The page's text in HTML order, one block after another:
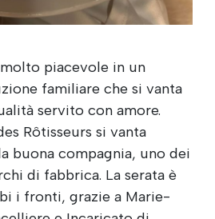
piacevole in un
familiare che si vanta
servito con amore.
Rôtisseurs si vanta
buona compagnia, uno dei
di fabbrica. La serata è
i fronti, grazie a Marie-